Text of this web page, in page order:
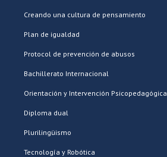
Creando una cultura de pensamiento
Plan de igualdad
Protocol de prevención de abusos
Bachillerato Internacional
Orientación y Intervención Psicopedagógica
Diploma dual
Plurilingüismo
Tecnología y Robótica